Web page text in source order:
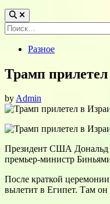
Найти:
PostedРазное
Трамп
byAdmin
Президент США Дональд
премьер-министр
После краткой
вылетит в Египет. Там он